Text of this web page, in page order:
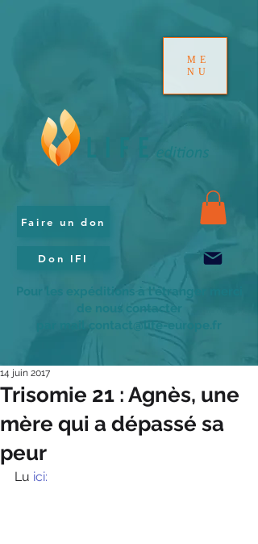
ME
NU
Faire un don
Don IFI
Pour les expéditions à l'étranger merci
de nous contacter
par mail contact@life-europe.fr
Trisomie 21 : Agnès, une
mère qui a dépassé sa
peur
14 juin 2017
Lu ici: